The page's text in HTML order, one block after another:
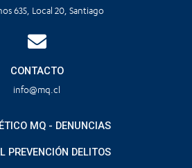
635, Local 20, Santiago
CONTACTO
info@mq.cl
MQ - DENUNCIAS
PREVENCIÓN DELITOS